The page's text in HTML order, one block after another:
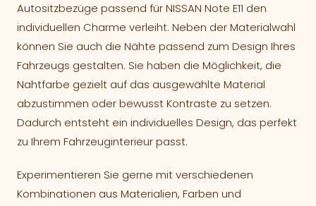
Autositzbezüge passend für NISSAN Note E11 den
individuellen Charme verleiht. Neben der Materialwahl
können Sie auch die Nähte passend zum Design Ihres
Fahrzeugs gestalten. Sie haben die Möglichkeit, die
Nahtfarbe gezielt auf das ausgewählte Material
abzustimmen oder bewusst Kontraste zu setzen.
Dadurch entsteht ein individuelles Design, das perfekt
zu Ihrem Fahrzeuginterieur passt.
Experimentieren Sie gerne mit verschiedenen
Kombinationen aus Materialien, Farben und